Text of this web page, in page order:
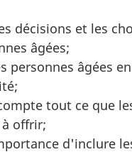
décisions et les
âgées;
personnes âgées
tout ce que
offrir;
d'inclure